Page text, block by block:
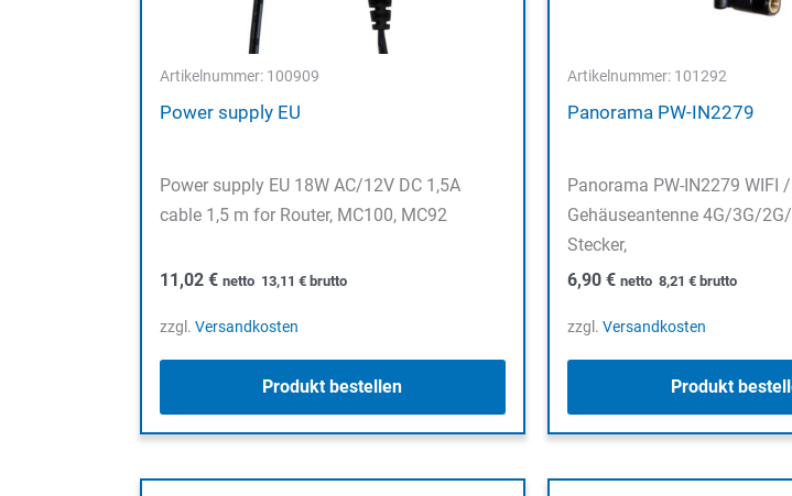
Artikelnummer: 100909
Power supply EU
Power supply EU 18W AC/12V DC 1,5A
cable 1,5 m for Router, MC100, MC92
11,02 € netto 13,11 €brutto
zzgl. Versandkosten
Produkt bestellen
Artikelnummer: 101292
Panorama PW-IN2279
Panorama PW-IN2279 WIFI
Gehäuseantenne 4G/3G/
Stecker,
6,90 € netto 8,21 €brutto
zzgl. Versandkosten
Produkt